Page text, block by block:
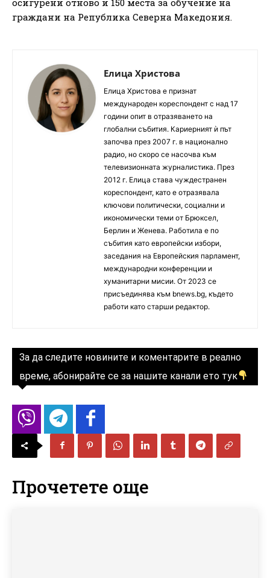
граждани на Република Северна Македония.
Елица Христова
Елица Христова е признат
международен кореспондент с над 17
години опит в отразяването на
глобални събития. Кариерният ѝ път
започва през 2007 г. в национално
радио, но скоро се насочва към
телевизионната журналистика. През
2012 г. Елица става чуждестранен
кореспондент, като е отразявала
ключови политически, социални и
икономически теми от Брюксел,
Берлин и Женева. Работила е по
събития като европейски избори,
заседания на Европейския парламент,
международни конференции и
хуманитарни мисии. От 2023 се
присъединява към bnews.bg, където
работи като старши редактор.
За да следите новините и коментарите в реално
време, абонирайте се за нашите канали ето тук
Прочетете още